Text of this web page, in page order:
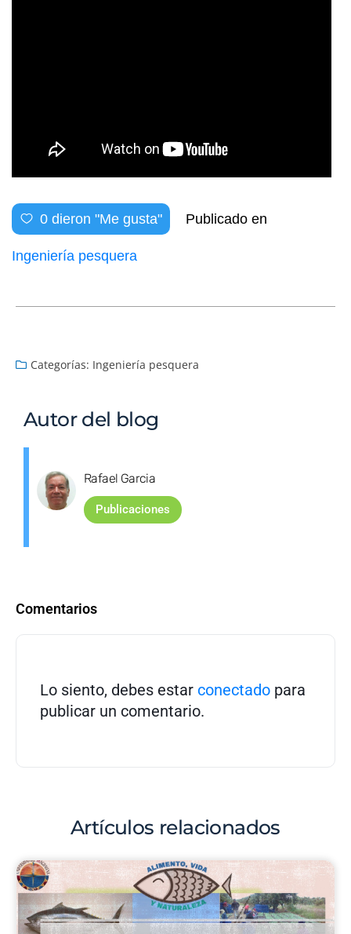
0 dieron "Me gusta" Publicado en
Ingeniería pesquera
Categorías: Ingeniería pesquera
Autor del blog
Rafael Garcia
Publicaciones
Comentarios
Lo siento, debes estar conectado para
publicar un comentario.
Artículos relacionados